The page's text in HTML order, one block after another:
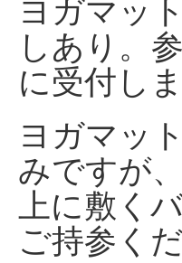
しあり。
に受付しま
ヨガマッ
みですが
上に敷く
ご持参く